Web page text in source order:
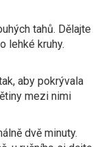
tahů. Dělajte
lehké kruhy.
aby pokrývala
mezi nimi
dvě minuty.